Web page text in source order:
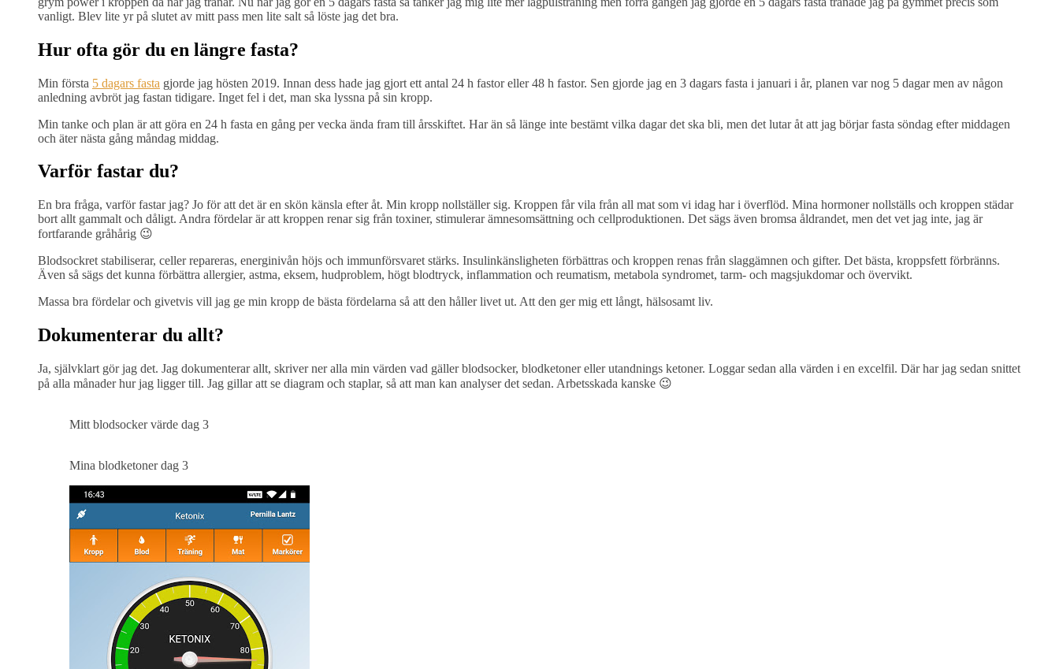
vanligt. Blev lite yr på slutet av mitt pass men lite salt så löste jag det bra.
Hur ofta gör du en längre fasta?
Min första 5 dagars fasta gjorde jag hösten 2019. Innan dess hade jag gjort ett antal 24 h fastor eller 48 h fastor. Sen gjorde jag en 3 dagars fasta i januari i år, planen var nog 5 dagar men av någon
anledning avbröt jag fastan tidigare. Inget fel i det, man ska lyssna på sin kropp.
Min tanke och plan är att göra en 24 h fasta en gång per vecka ända fram till årsskiftet. Har än så länge inte bestämt vilka dagar det ska bli, men det lutar åt att jag börjar fasta söndag efter middagen
och äter nästa gång måndag middag.
Varför fastar du?
En bra fråga, varför fastar jag? Jo för att det är en skön känsla efter åt. Min kropp nollställer sig. Kroppen får vila från all mat som vi idag har i överflöd. Mina hormoner nollställs och kroppen städar
bort allt gammalt och dåligt. Andra fördelar är att kroppen renar sig från toxiner, stimulerar ämnesomsättning och cellproduktionen. Det sägs även bromsa åldrandet, men det vet jag inte, jag är
fortfarande gråhårig 😉
Blodsockret stabiliserar, celler repareras, energinivån höjs och immunförsvaret stärks. Insulinkänsligheten förbättras och kroppen renas från slaggämnen och gifter. Det bästa, kroppsfett förbränns.
Även så sägs det kunna förbättra allergier, astma, eksem, hudproblem, högt blodtryck, inflammation och reumatism, metabola syndromet, tarm- och magsjukdomar och övervikt.
Massa bra fördelar och givetvis vill jag ge min kropp de bästa fördelarna så att den håller livet ut. Att den ger mig ett långt, hälsosamt liv.
Dokumenterar du allt?
Ja, självklart gör jag det. Jag dokumenterar allt, skriver ner alla min värden vad gäller blodsocker, blodketoner eller utandnings ketoner. Loggar sedan alla värden i en excelfil. Där har jag sedan snittet
på alla månader hur jag ligger till. Jag gillar att se diagram och staplar, så att man kan analyser det sedan. Arbetsskada kanske 😉
Mitt blodsocker värde dag 3
Mina blodketoner dag 3